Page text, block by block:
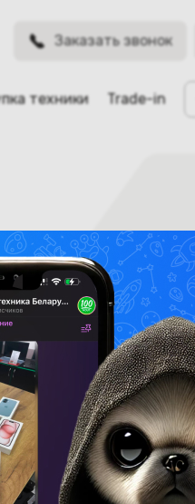
Заказать звонок
техники Trade-in
другое.